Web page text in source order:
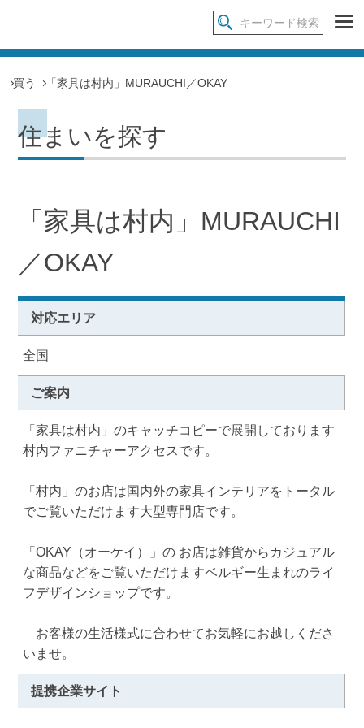
買う 「家具は村内」MURAUCHI／OKAY
住まいを探す
「家具は村内」MURAUCHI
／OKAY
対応エリア
全国
ご案内
「家具は村内」のキャッチコピーで展開しております
村内ファニチャーアクセスです。
「村内」のお店は国内外の家具インテリアをトータル
でご覧いただけます大型専門店です。
「OKAY（オーケイ）」の お店は雑貨からカジュアル
な商品などをご覧いただけますベルギー生まれのライ
フデザインショップです。
お客様の生活様式に合わせてお気軽にお越しくださ
いませ。
提携企業サイト